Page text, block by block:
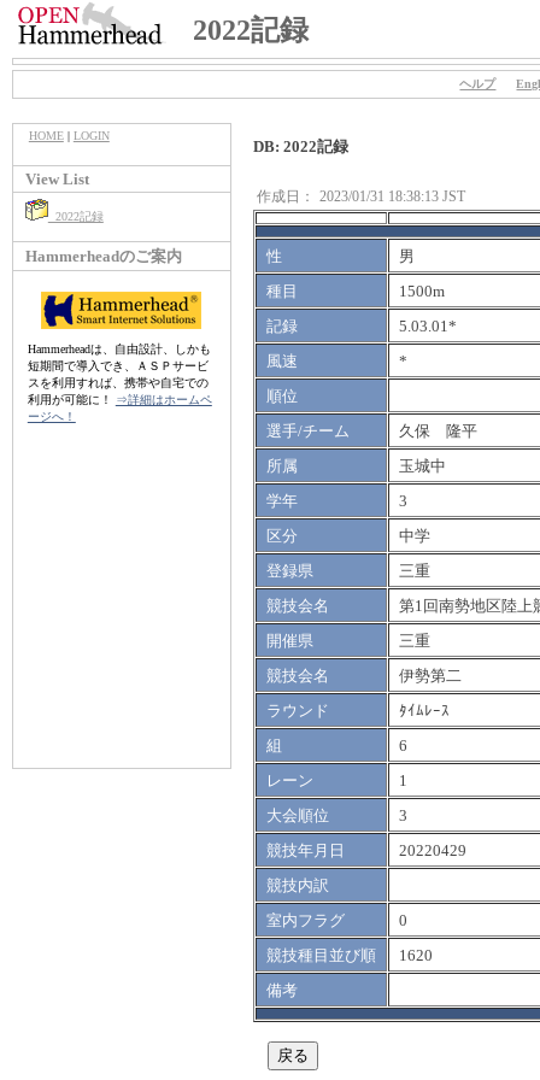
2022記録
ヘルプ
HOME| LOGIN
View List
2022記録
Hammerheadのご案内
Hammerheadは、自由設計、しかも
短期間で導入でき、ＡＳＰサービ
スを利用すれば、携帯や自宅での
利用が可能に！
⇒詳細はホームペ
ージへ！
DB: 2022記録
作成日： 2023/01/31 18:38:13 JST
性
男
種目
1500m
記録
5.03.01*
風速
*
順位
選手/チーム
久保 隆平
所属
玉城中
学年
3
区分
中学
登録県
三重
競技会名
第1回南勢地区陸上
開催県
三重
競技会名
伊勢第二
ラウンド
ﾀｲﾑﾚｰｽ
組
6
レーン
1
大会順位
3
競技年月日
20220429
競技内訳
室内フラグ
0
競技種目並び順
1620
備考